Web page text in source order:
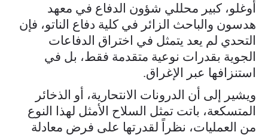
أوغلو، كبير محللي شؤون الدفاع في معهد
هدسون والباحث الزائر في كلية دفاع الناتو، فإن
التحدي لم يعد يتمثل في اختراق الدفاعات
الجوية بقدرات نوعية متقدمة فقط، بل في
استنزافها عبر الإغراق.
ويشير إلى أن الدرونات الانتحارية، أو الذخائر
المتسكعة، باتت تمثل السلاح الأمثل لهذا النوع
من العمليات، نظراً لقدرتها على فرض معادلة